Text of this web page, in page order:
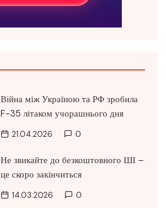
Війна між Україною та РФ зробила
F-35 літаком учорашнього дня
21.04.2026 0
Не звикайте до безкоштовного ШІ –
це скоро закінчиться
14.03.2026 0